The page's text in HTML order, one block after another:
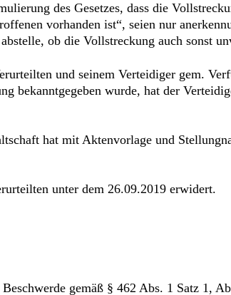
des Gesetzes, dass die
vorhanden ist“, seien nur
ob die Vollstreckung auch sonst
und seinem Verteidiger gem.
bekanntgegeben wurde, hat der
hat mit Aktenvorlage und
unter dem 26.09.2019 erwidert.
gemäß § 462 Abs. 1 Satz 1,